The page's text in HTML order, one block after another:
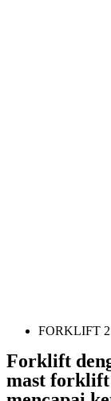
FORKLIFT
Forklift
mast forklift